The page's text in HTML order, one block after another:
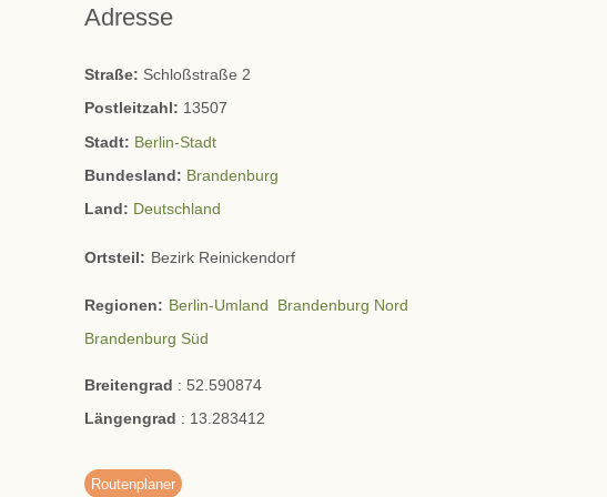
Adresse
Straße: Schloßstraße 2
Postleitzahl: 13507
Stadt: Berlin-Stadt
Bundesland: Brandenburg
Land: Deutschland
Ortsteil: Bezirk Reinickendorf
Regionen: Berlin-Umland
Brandenburg Nord
Brandenburg Süd
Breitengrad :52.590874
Längengrad : 13.283412
Routenplaner